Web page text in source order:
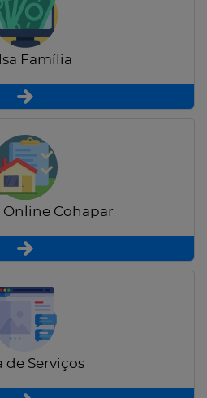
Família
Online Cohapar
de Serviços